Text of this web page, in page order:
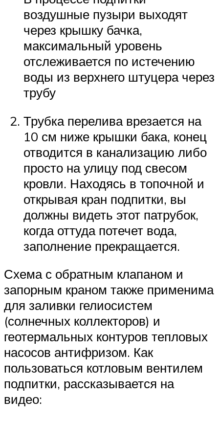
воздушные пузыри выходят
через крышку бачка,
максимальный уровень
отслеживается по истечению
воды из верхнего штуцера через
трубу
Трубка перелива врезается на
10 см ниже крышки бака, конец
отводится в канализацию либо
просто на улицу под свесом
кровли. Находясь в топочной и
открывая кран подпитки, вы
должны видеть этот патрубок,
когда оттуда потечет вода,
заполнение прекращается.
Схема с обратным клапаном и
запорным краном также применима
для заливки гелиосистем
(солнечных коллекторов) и
геотермальных контуров тепловых
насосов антифризом. Как
пользоваться котловым вентилем
подпитки, рассказывается на
видео: